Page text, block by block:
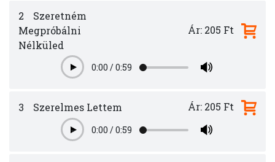
2
Szeretném
Megpróbálni
Nélküled
Play0:00 /0:59
Ár: 205 Ft
3 Szerelmes Lettem
Play0:00 /0:59
Ár: 205 Ft